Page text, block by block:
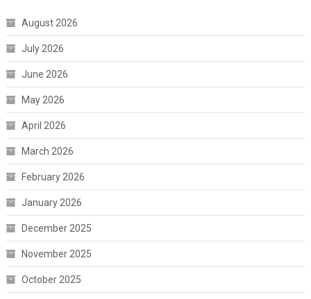
August 2026
July 2026
June 2026
May 2026
April 2026
March 2026
February 2026
January 2026
December 2025
November 2025
October 2025